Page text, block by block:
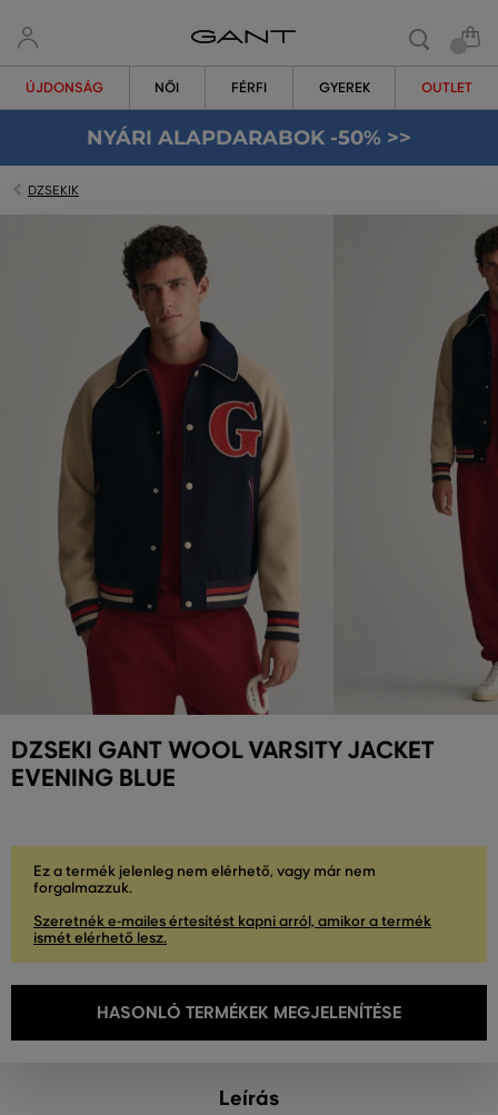
ÚJDONSÁG NŐI FÉRFI GYEREK OUTLET
NYÁRI ALAPDARABOK -50% >>
DZSEKIK
DZSEKI GANT WOOL VARSITY JACKET
EVENING BLUE
Ez a termék jelenleg nem elérhető, vagy már nem
forgalmazzuk.
Szeretnék e-mailes értesítést kapni arról, amikor a termék
ismét elérhető lesz.
HASONLÓ TERMÉKEK MEGJELENÍTÉSE
Leírás